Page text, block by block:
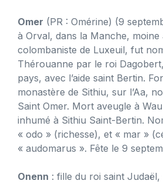
Omer (PR : Omérine) (9
à Orval, dans la Manche, moine
colombaniste de Luxeuil, fut
Thérouanne par le roi
pays, avec l’aide saint Bertin.
monastère de Sithiu, sur l’Aa,
Saint Omer. Mort aveugle à
inhumé à Sithiu Saint-Bertin.
« odo » (richesse), et « mar »
« audomarus ». Fête le 9
Onenn : fille du roi saint